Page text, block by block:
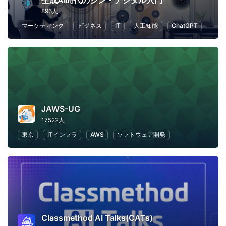
896人
マーケティング
ビジネス IT 人工知能 ChatGPT
JAWS-UG
17522人
東京
ITインフラ AWS ソフトウェア開発
Classmethod AI Talks(CATs)